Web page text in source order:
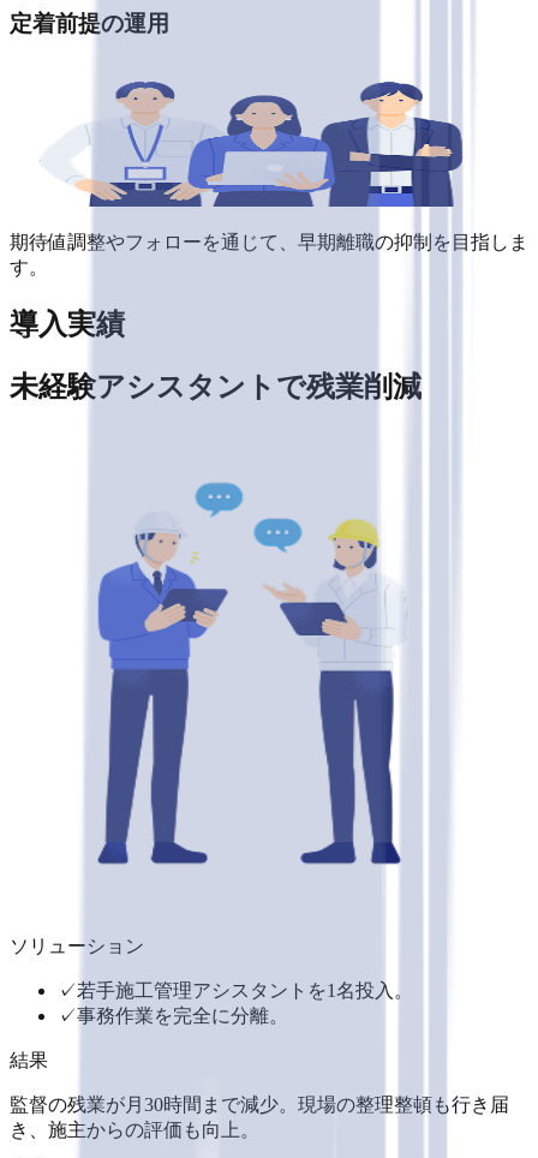
定着前提の運用
期待値調整やフォローを通じて、早期離職の抑制を目指しま
す。
導入実績
未経験アシスタントで残業削減
ソリューション
✓若手施工管理アシスタントを1名投入。
✓事務作業を完全に分離。
結果
監督の残業が月30時間まで減少。現場の整理整頓も行き届
き、施主からの評価も向上。